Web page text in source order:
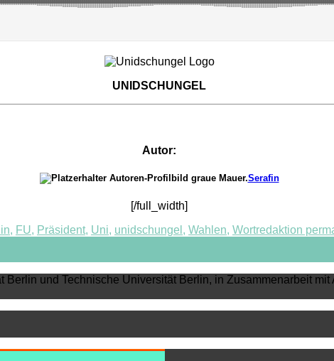
UNIDSCHUNGEL
Autor:
Serafin
[/full_width]
, FU, Präsident, Uni, unidschungel , Wahlen, Wortredaktion
und Technische Universität Berlin, in Zusammenarbeit